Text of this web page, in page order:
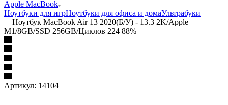
Apple MacBook
Ноутбуки для игрНоутбуки для офиса и домаУльтрабуки
—Ноутбук MacBook Air 13 2020(Б/У) - 13.3 2K/Apple
M1/8GB/SSD 256GB/Циклов 224 88%
Артикул: 14104